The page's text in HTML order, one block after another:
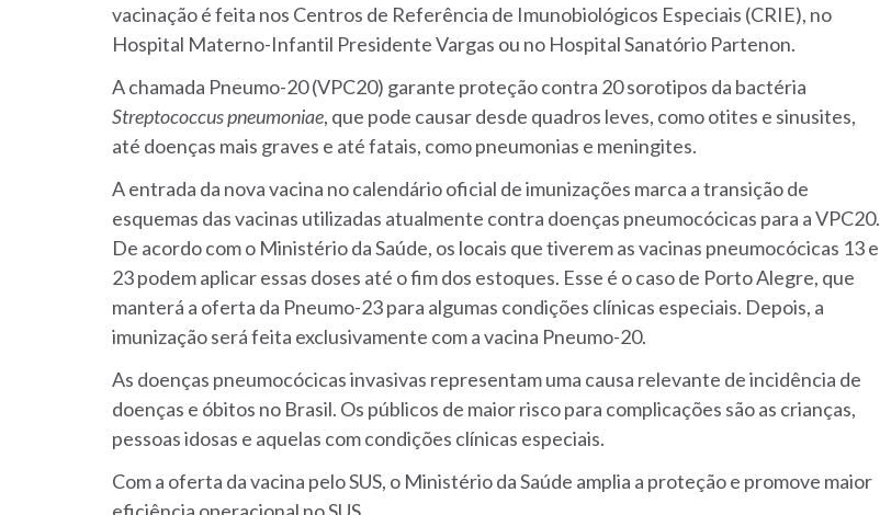
vacinação é feita nos Centros de Referência de Imunobiológicos Especiais (CRIE), no
Hospital Materno-Infantil Presidente Vargas ou no Hospital Sanatório Partenon.
A chamada Pneumo-20 (VPC20) garante proteção contra 20 sorotipos da bactéria
Streptococcus pneumoniae, que pode causar desde quadros leves, como otites e sinusites,
até doenças mais graves e até fatais, como pneumonias e meningites.
A entrada da nova vacina no calendário oficial de imunizações marca a transição de
esquemas das vacinas utilizadas atualmente contra doenças pneumocócicas para a VPC20.
De acordo com o Ministério da Saúde, os locais que tiverem as vacinas pneumocócicas 13 e
23 podem aplicar essas doses até o fim dos estoques. Esse é o caso de Porto Alegre, que
manterá a oferta da Pneumo-23 para algumas condições clínicas especiais. Depois, a
imunização será feita exclusivamente com a vacina Pneumo-20.
As doenças pneumocócicas invasivas representam uma causa relevante de incidência de
doenças e óbitos no Brasil. Os públicos de maior risco para complicações são as crianças,
pessoas idosas e aquelas com condições clínicas especiais.
Com a oferta da vacina pelo SUS, o Ministério da Saúde amplia a proteção e promove maior